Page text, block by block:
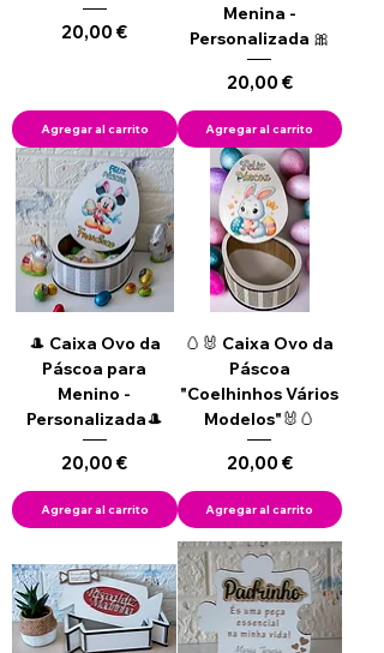
Precio
20,00 €
Agregar al carrito
Menina -
Personalizada 🎀
Precio
20,00 €
Agregar al carrito
🎩 Caixa Ovo da
Páscoa para
Menino -
Personalizada🎩
Precio
20,00 €
Agregar al carrito
🥚🐰 Caixa Ovo da
Páscoa
"Coelhinhos Vários
Modelos"🐰🥚
Precio
20,00 €
Agregar al carrito